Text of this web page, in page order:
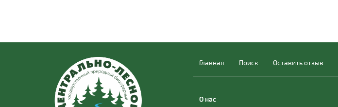
Главная Поиск Оставить отзыв
О нас